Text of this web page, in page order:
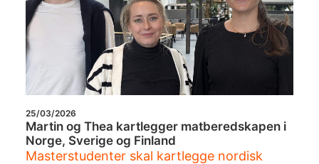
25/03/2026
Martin og Thea kartlegger matberedskapen i
Norge, Sverige og Finland
Masterstudenter skal kartlegge nordisk